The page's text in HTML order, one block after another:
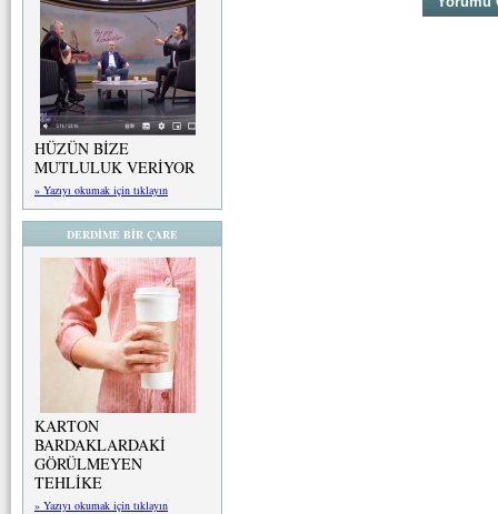
HÜZÜN BİZE
MUTLULUK VERİYOR
» Yazıyı okumak için tıklayın
DERDİME BİR ÇARE
KARTON
BARDAKLARDAKİ
GÖRÜLMEYEN
TEHLİKE
» Yazıyı okumak için tıklayın